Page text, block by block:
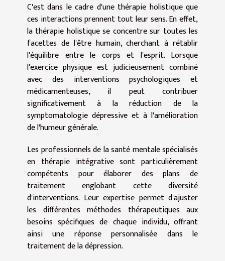
C'est dans le cadre d'une thérapie holistique que
ces interactions prennent tout leur sens. En effet,
la thérapie holistique se concentre sur toutes les
facettes de l'être humain, cherchant à rétablir
l'équilibre entre le corps et l'esprit. Lorsque
l'exercice physique est judicieusement combiné
avec des interventions psychologiques et
médicamenteuses, il peut contribuer
significativement à la réduction de la
symptomatologie dépressive et à l'amélioration
de l'humeur générale.
Les professionnels de la santé mentale spécialisés
en thérapie intégrative sont particulièrement
compétents pour élaborer des plans de
traitement englobant cette diversité
d'interventions. Leur expertise permet d'ajuster
les différentes méthodes thérapeutiques aux
besoins spécifiques de chaque individu, offrant
ainsi une réponse personnalisée dans le
traitement de la dépression.